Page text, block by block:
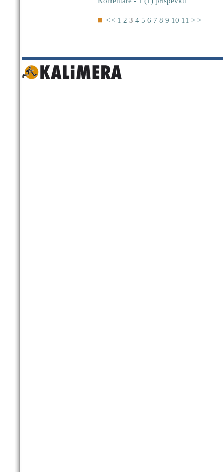
|< < 1 2 3 4 5 6 7 8 9 10 11 > >|